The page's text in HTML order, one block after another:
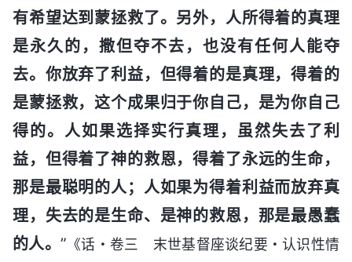
有希望达到蒙拯救了。另外，人所得着的真理
是永久的，撒但夺不去，也没有任何人能夺
去。你放弃了利益，但得着的是真理，得着的
是蒙拯救，这个成果归于你自己，是为你自己
得的。人如果选择实行真理，虽然失去了利
益，但得着了神的救恩，得着了永远的生命，
那是最聪明的人；人如果为得着利益而放弃真
理，失去的是生命、是神的救恩，那是最愚蠢
的人。 ” 《话・卷三 末世基督座谈纪要・认识性情